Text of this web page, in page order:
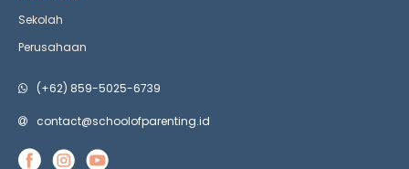
Sekolah
Perusahaan
(+62) 859-5025-6739
contact@schoolofparenting.id